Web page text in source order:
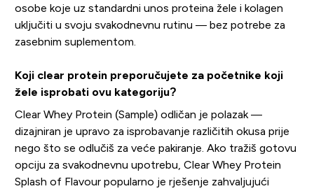
osobe koje uz standardni unos proteina žele i kolagen
uključiti u svoju svakodnevnu rutinu — bez potrebe za
zasebnim suplementom.
Koji clear protein preporučujete za početnike koji
žele isprobati ovu kategoriju?
Clear Whey Protein (Sample) odličan je polazak —
dizajniran je upravo za isprobavanje različitih okusa prije
nego što se odlučiš za veće pakiranje. Ako tražiš gotovu
opciju za svakodnevnu upotrebu, Clear Whey Protein
Splash of Flavour popularno je rješenje zahvaljujući